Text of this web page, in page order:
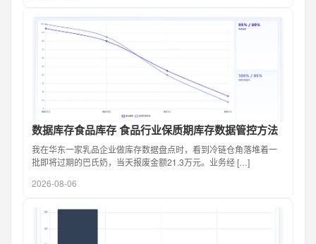
数据库存食品库存 食品行业保质期库存数据管控方法
我在华东一家乳品企业做库存数据盘点时，看到冷链仓角落堆着一
批即将过期的巴氏奶，当天报废金额21.3万元。业务经 […]
2026-08-06